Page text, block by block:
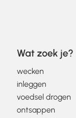
Wat zoek je?
wecken
inleggen
voedsel drogen
ontsappen